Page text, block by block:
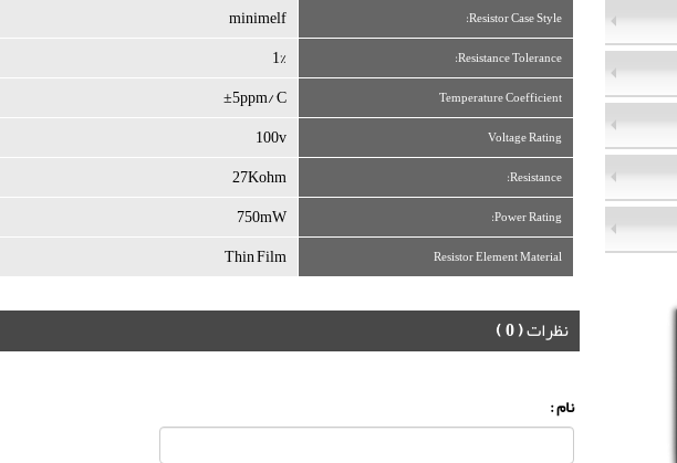
minimelf Resistor Case Style:
1% Resistance Tolerance:
±5ppm/°C Temperature Coefficient
100v Voltage Rating
27Kohm Resistance:
750mW Power Rating:
Thin Film Resistor Element Material
نظرات( 0 )
نام :